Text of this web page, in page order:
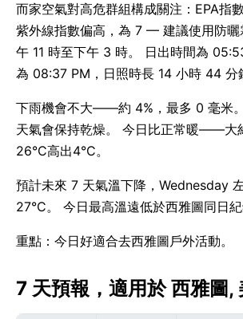
而家空氣對高危群組構成關注：EPA指
紫外線指數偏高，為 7 — 建議使用防曬
午 11 時至下午 3 時。 日出時間為
為 08:37 PM，日照時長 14 小時 44 分
下雨機會不大——約 4%，最多 0 毫米
天氣會保持乾燥。 今日比正常暖——大
26°C高出4°C。
預計未來 7 天氣溫下降，Wednesday
27°C。 今日最高溫遠低於西雅圖同日紀
重點：今日好適合去西雅圖戶外活動。
7 天預報，適用於 西雅